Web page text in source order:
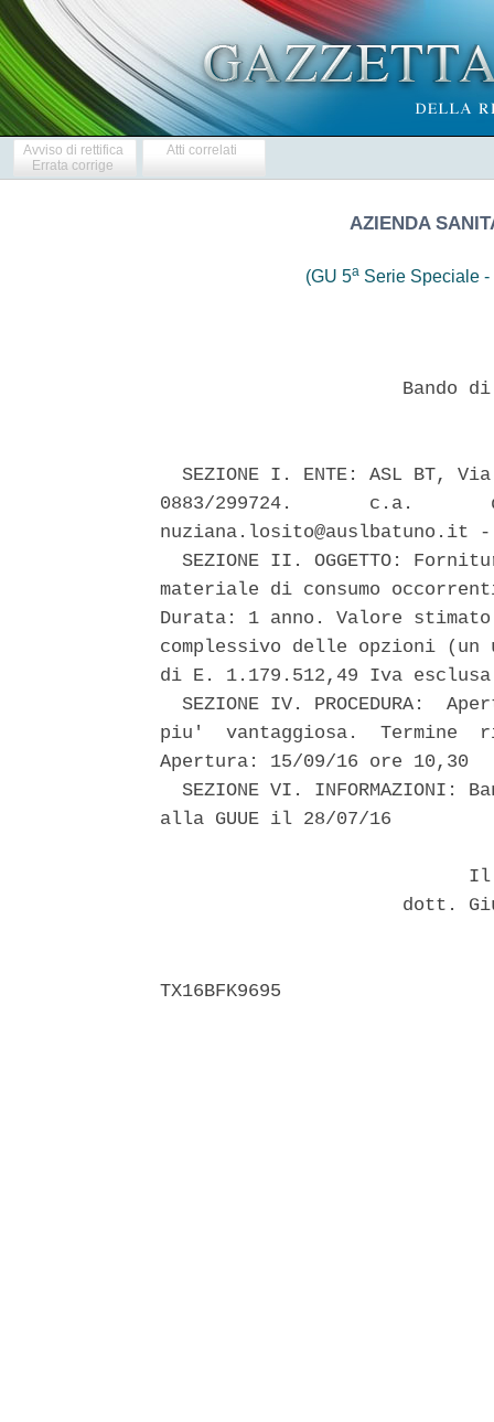
Avviso di rettifica
Errata corrige
Atti correlati
AZIENDA
(GU 5aSerie Speciale -
Bando
SEZIONE I. ENTE: ASL BT,
0883/299724.       c.a.
nuziana.losito@auslbatuno.it
SEZIONE II. OGGETTO:
materiale di consumo
Durata: 1 anno. Valore
complessivo delle opzioni
di E. 1.179.512,49 Iva
SEZIONE IV. PROCEDURA:
piu'  vantaggiosa.  Termine
Apertura: 15/09/16 ore 10,30
SEZIONE VI. INFORMAZIONI:
alla GUUE il 28/07/16
dott.